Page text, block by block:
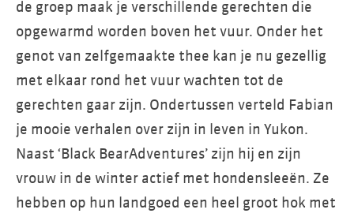
de groep maak je verschillende gerechten die
opgewarmd worden boven het vuur. Onder het
genot van zelfgemaakte thee kan je nu gezellig
met elkaar rond het vuur wachten tot de
gerechten gaar zijn. Ondertussen verteld Fabian
je mooie verhalen over zijn in leven in Yukon.
Naast ‘Black BearAdventures’ zijn hij en zijn
vrouw in de winter actief met hondensleeën. Ze
hebben op hun landgoed een heel groot hok met